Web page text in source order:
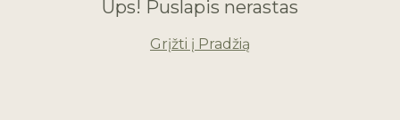
Ups! Puslapis nerastas
Grįžti į Pradžią